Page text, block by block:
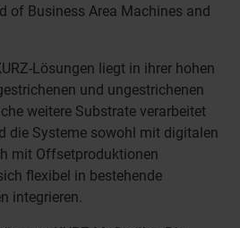
of Business Area Machines and
Lösungen liegt in ihrer hohen
und ungestrichenen
weitere Substrate verarbeitet
die Systeme sowohl mit digitalen
mit Offsetproduktionen
flexibel in bestehende
integrieren.